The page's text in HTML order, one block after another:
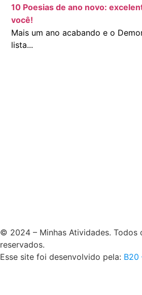
10 Poesias de ano novo:
você!
Mais um ano acabando e o
lista...
© 2024 – Minhas Atividades. Todos
reservados.
Esse site foi desenvolvido pela: B20